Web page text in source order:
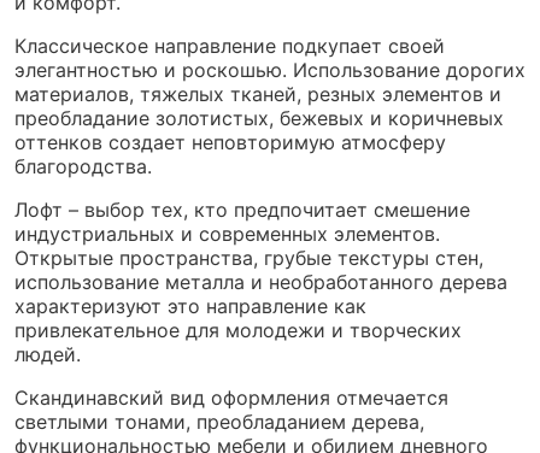
Классическое направление подкупает своей
элегантностью и роскошью. Использование дорогих
материалов, тяжелых тканей, резных элементов и
преобладание золотистых, бежевых и коричневых
оттенков создает неповторимую атмосферу
благородства.
Лофт – выбор тех, кто предпочитает смешение
индустриальных и современных элементов.
Открытые пространства, грубые текстуры стен,
использование металла и необработанного дерева
характеризуют это направление как
привлекательное для молодежи и творческих
людей.
Скандинавский вид оформления отмечается
светлыми тонами, преобладанием дерева,
функциональностью мебели и обилием дневного